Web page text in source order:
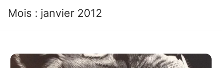
Mois : janvier 2012